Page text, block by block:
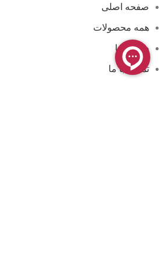
صفحه اصلی
همه محصولات
درباره ما
تماس با ما